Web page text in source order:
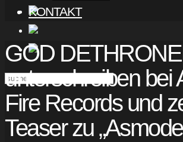
KONTAKT
GOD
unterschreiben bei
Fire Records und
Teaser zu